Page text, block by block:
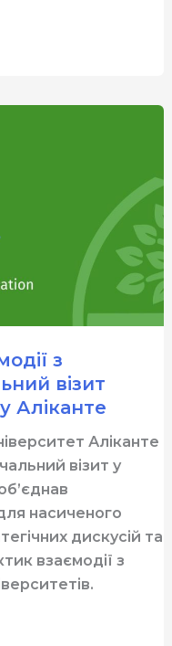
з
візит
Аліканте
Аліканте
візит у
насиченого
дискусій та
взаємодії з